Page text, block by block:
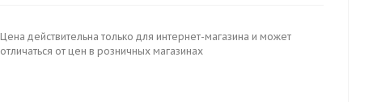
Цена действительна только для интернет-магазина и может
отличаться от цен в розничных магазинах